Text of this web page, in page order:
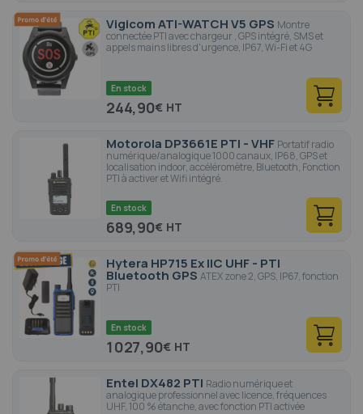
Vigicom ATI-WATCH V5 GPS Montre
connectée PTI avec chargeur , GPS intégré, SMS et
appels mains libres d'urgence, IP67, Wi-Fi et 4G
En stock
244,90€
Motorola DP3661E PTI - VHF Portatif radio
numérique/analogique 1000 canaux, IP68, GPS et
localisation indoor, accéléromètre, Bluetooth, Fonction
PTI à activer et Wifi intégré.
En stock
689,90€
Hytera HP715 Ex IIC UHF - PTI
Bluetooth GPS ATEX zone 2, GPS, IP67, fonction
PTI
En stock
1 027,90€
Entel DX482 PTI Radio numérique et
analogique professionnel avec licence, fréquences
UHF, 100 % étanche, avec fonction PTI activée